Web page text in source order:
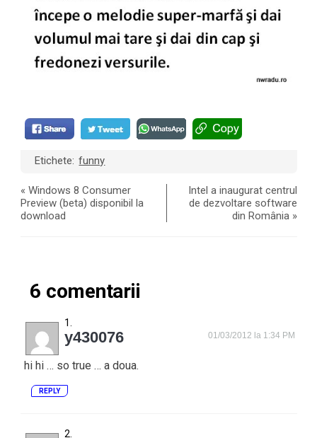
Etichete: funny
«Windows 8 Consumer
Preview (beta) disponibil la
download
Intel a inaugurat centrul
de dezvoltare software
din România »
6 comentarii
y430076 01/03/2012 la 1:34 PM
hi hi … so true … a doua.
REPLY